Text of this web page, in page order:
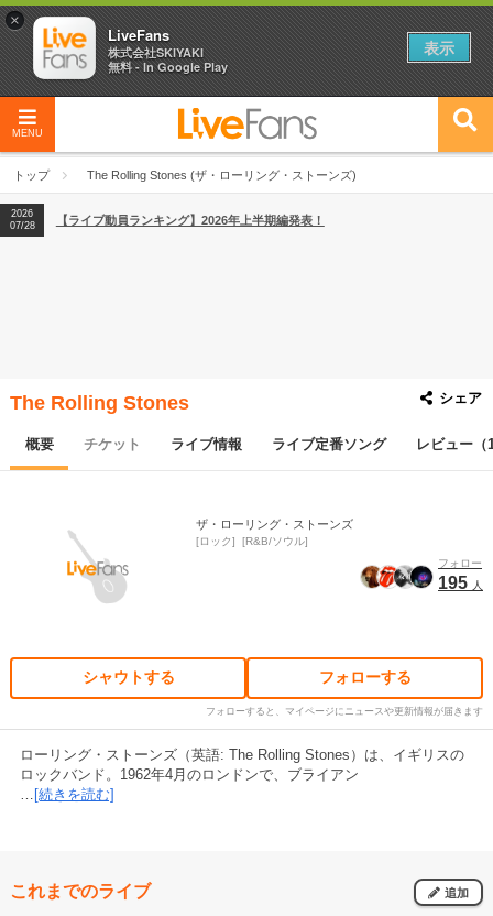
MENU
トップ The Rolling Stones (ザ・ローリング・ストーンズ)
2026
04/27
2026
【ライブ動員ランキング】2026年上半期編発表！
2026
04/27
【フェス特集2026】フェス情報はここから！
The Rolling Stones シェア
概要 チケット ライブ情報 ライブ定番ソング レビュー（
ザ・ローリング・ストーンズ
ロック
R&B/ソウル
フォロー
195 人
シャウトする フォローする
フォローすると、マイページにニュースや更新情報が届きます
ローリング・ストーンズ（英語: The Rolling Stones）は、イギリスの
ロックバンド。1962年4月のロンドンで、ブライアン
… [続きを読む]
これまでのライブ 追加
×
LiveFans
株式会社SKIYAKI
無料 - In Google Play
表示